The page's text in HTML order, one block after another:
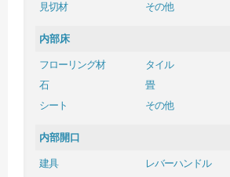
見切材
その他
内部床
フローリング材
タイル
石
畳
シート
その他
内部開口
建具
レバーハンドル